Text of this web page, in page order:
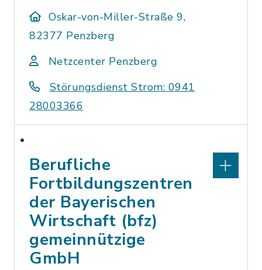
Oskar-von-Miller-Straße 9,
82377 Penzberg
Netzcenter Penzberg
Störungsdienst Strom: 0941
28003366
Berufliche
Fortbildungszentren
der Bayerischen
Wirtschaft (bfz)
gemeinnützige
GmbH